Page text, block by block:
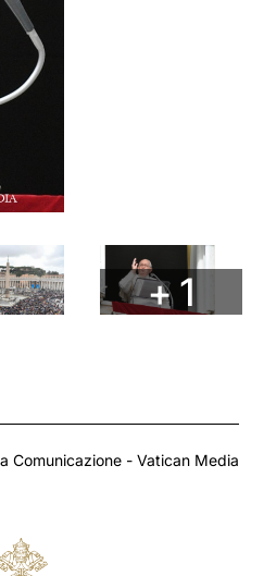
+ 1
Comunicazione - Vatican Media